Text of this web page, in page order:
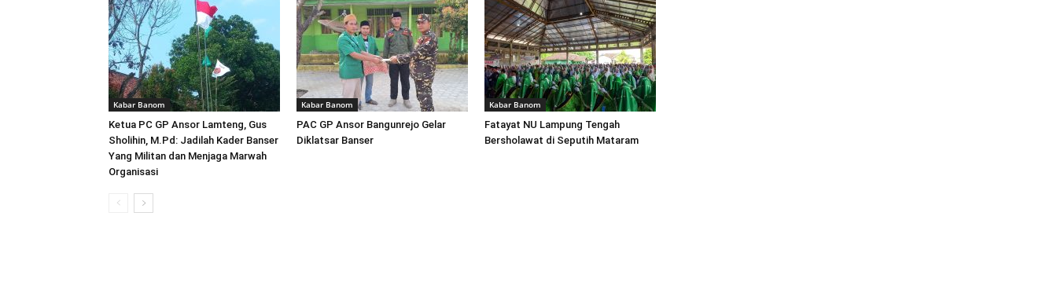
Kabar Banom
Ketua PC GP Ansor Lamteng, Gus
Sholihin, M.Pd: Jadilah Kader Banser
Yang Militan dan Menjaga Marwah
Organisasi
Kabar Banom
PAC GP Ansor Bangunrejo Gelar
Diklatsar Banser
Kabar Banom
Fatayat NU Lampung Tengah
Bersholawat di Seputih Mataram